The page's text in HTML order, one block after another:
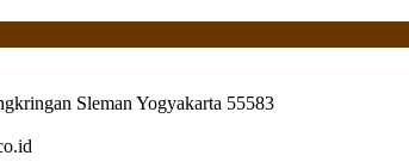
Sleman Yogyakarta 55583